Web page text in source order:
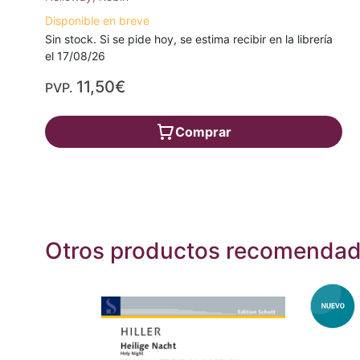
Disponible en breve
Sin stock. Si se pide hoy, se estima recibir en la librería
el 17/08/26
PVP. 11,50€
Comprar
Otros productos